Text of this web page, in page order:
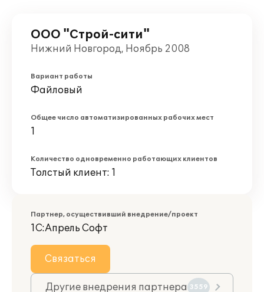
ООО "Строй-сити"
Нижний Новгород, Ноябрь 2008
Вариант работы
Файловый
Общее число автоматизированных рабочих мест
1
Количество одновременно работающих клиентов
Толстый клиент: 1
Партнер, осуществивший внедрение/проект
1С:Апрель Софт
Связаться
Другие внедрения партнера 3559